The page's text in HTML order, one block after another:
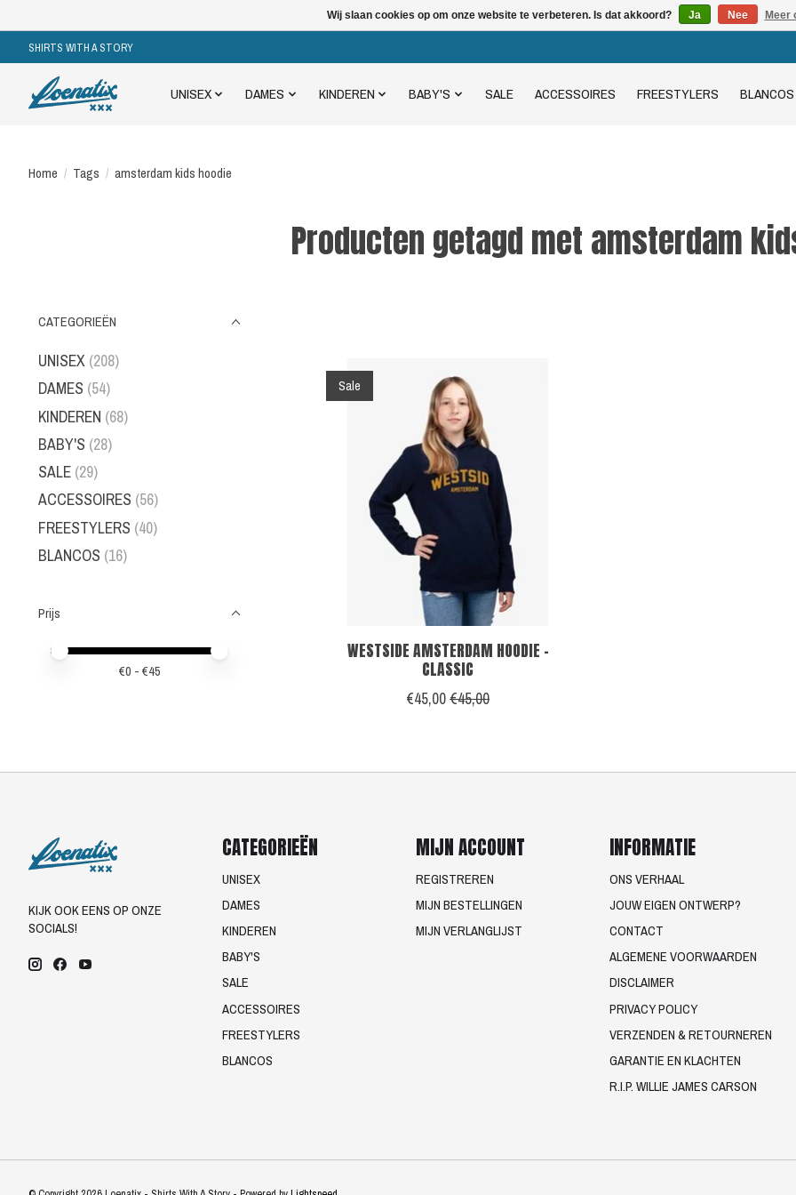
SHIRTS WITH A STORY
UNISEX DAMES KINDEREN BABY'S SALE ACCESSOIRES FREESTYLERS BLANCOS
Home / Tags / amsterdam kids hoodie
Producten getagd met amsterdam
CATEGORIEËN
UNISEX (208)
DAMES (54)
KINDEREN (68)
BABY'S (28)
SALE (29)
ACCESSOIRES (56)
FREESTYLERS (40)
BLANCOS (16)
Prijs
Minimale prijswaarde
Price maximum value
€0 - €45
Sale
WESTSIDE AMSTERDAM HOODIE -
CLASSIC
€45,00€45,00
KIJK OOK EENS OP ONZE
SOCIALS!
CATEGORIEËN
UNISEX
DAMES
KINDEREN
BABY'S
SALE
ACCESSOIRES
FREESTYLERS
BLANCOS
MIJN ACCOUNT
REGISTREREN
MIJN BESTELLINGEN
MIJN VERLANGLIJST
INFORMATIE
ONS VERHAAL
JOUW EIGEN ONTWERP?
CONTACT
ALGEMENE VOORWAARDEN
DISCLAIMER
PRIVACY POLICY
VERZENDEN & RETOURNEREN
GARANTIE EN KLACHTEN
R.I.P. WILLIE JAMES CARSON
Wij slaan cookies op om onze website te verbeteren. Is dat akkoord? Ja Nee Meer